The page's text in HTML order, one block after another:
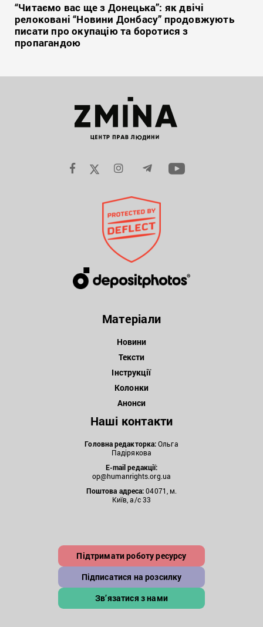
“Читаємо вас ще з Донецька”: як двічі
релоковані “Новини Донбасу” продовжують
писати про окупацію та боротися з
пропагандою
Матеріали
Новини
Тексти
Інструкції
Колонки
Анонси
Наші контакти
Головна редакторка:Ольга
Падірякова
E-mail редакції:
op@humanrights.org.ua
Поштова адреса:04071, м.
Київ, а/с 33
Підтримати роботу ресурсу
Підписатися на розсилку
Зв’язатися з нами